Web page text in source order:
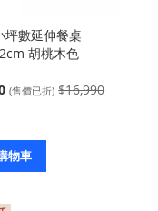
坪數延伸餐桌
胡桃木色
(售價已折) $16,990
物車